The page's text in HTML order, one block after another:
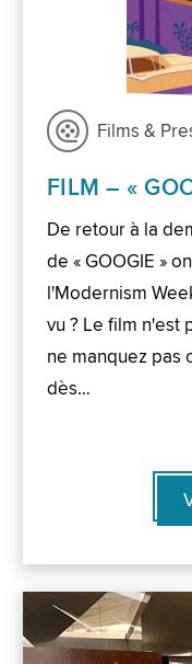
Films &
FILM – «
De retour à la
de « GOOGIE »
l'Modernism
vu ? Le film n'est
ne manquez pas
dès…